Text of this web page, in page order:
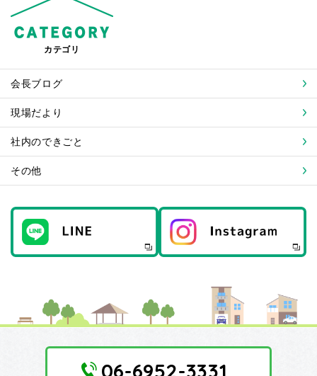
カテゴリ
会長ブログ
現場だより
社内のできごと
その他
06-6952-3331